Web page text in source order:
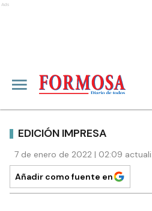
Ads
EDICIÓN IMPRESA
7 de enero de 2022 | 02:09
Añadir como fuente en